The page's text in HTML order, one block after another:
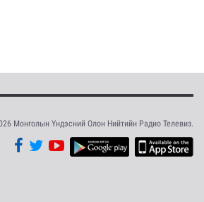
Монголын Үндэсний Олон Нийтийн Радио Телевиз.